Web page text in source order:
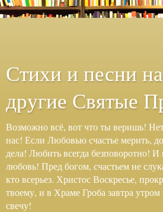
Стихи и песни
другие Святые
Возможно всё, вот что ты веришь!
нас! Если Любовью счастье мерить,
дела! Любить всегда безповоротно! И
любовь! Пред богом, счастьем не
кто всерьез. Христос Воскресье,
твоему, и в Храме Гроба завтра
свечу!